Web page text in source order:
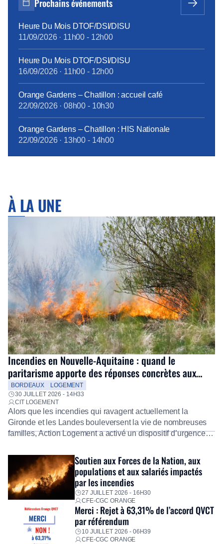
divers sites, dont une bonne partie sur le périmètre
Prochains événements
Heure Du Mois DTOF/DSI/DISU
11/09/2026· 11h00 - 12h00
Heure Du Mois DTOF/DSI/DISU
16/09/2026· 11h00 - 12h00
Orange Gardens – Chatillon : accueil café
22/09/2026· 08h00 - 10h30
Orange Gardens – Chatillon : HIS Nationale
22/09/2026· 13h00 - 14h00
À LA UNE
Incendies en Nouvelle-Aquitaine : quand le
paritarisme apporte des réponses concrètes aux
salariés
BORDEAUX
LOGEMENT
30 JUILLET 2026 - 14H33
CIT LOGEMENT
Alors que les incendies qui ravagent actuellement la
Gironde et les Landes bouleversent la vie de nombreuses
familles, Action Logement a activé un dispositif d’urgence
Fidèle à sa mission d’utilité sociale, le Groupe mobilise
immédiatement ses équipes afin de proposer un diagnostic
personnalisé, des aides financières pour faire face aux
premières dépenses, […]
Soutien aux Forces de la Nation, aux
populations et aux salariés impactés
par les incendies
27 JUILLET 2026 - 16H30
CFE-CGC ORANGE
Merci : Rejet à 63,31% de l’accord QVCT
par référendum
10 JUILLET 2026 - 06H39
CFE-CGC ORANGE